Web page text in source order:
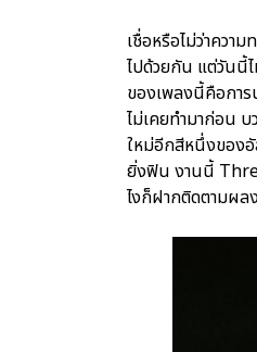
เชื่อหรือไม่ว่าควา
ไปด้วยกัน แต่วันนี้
ของเพลงนี้คือกา
ไม่เคยทำมาก่อน
ใหม่อีกสีหนึ่งของอั
ยิ่งฟิน งานนี้
ไงก็ฝากติดตามผล